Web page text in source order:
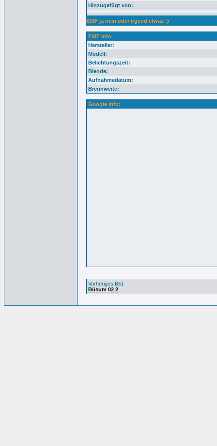
Hinzugefügt von:
EXIF ja nein oder irgend etwas :)
EXIF Info
Hersteller:
Modell:
Belichtungszeit:
Blende:
Aufnahmedatum:
Brennweite:
Google Info:
Vorheriges Bild:
Büsum 02 2